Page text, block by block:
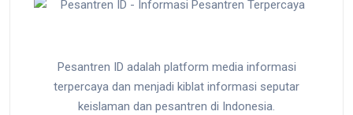
Pesantren ID adalah platform media informasi
terpercaya dan menjadi kiblat informasi seputar
keislaman dan pesantren di Indonesia.